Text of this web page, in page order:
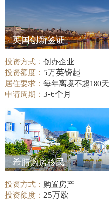
英国创新签证
投资方式：创办企业
投资额度： 5万英镑起
居住要求：每年离境不超180天
申请周期：3-6个月
希腊购房移民
投资方式： 购置房产
投资额度： 25万欧